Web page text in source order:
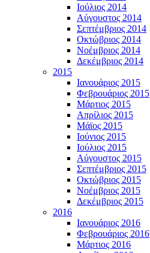
Ιούλιος 2014
Αύγουστος 2014
Σεπτέμβριος 2014
Οκτώβριος 2014
Νοέμβριος 2014
Δεκέμβριος 2014
2015
Ιανουάριος 2015
Φεβρουάριος 2015
Μάρτιος 2015
Απρίλιος 2015
Μάϊος 2015
Ιούνιος 2015
Ιούλιος 2015
Αύγουστος 2015
Σεπτέμβριος 2015
Οκτώβριος 2015
Νοέμβριος 2015
Δεκέμβριος 2015
2016
Ιανουάριος 2016
Φεβρουάριος 2016
Μάρτιος 2016